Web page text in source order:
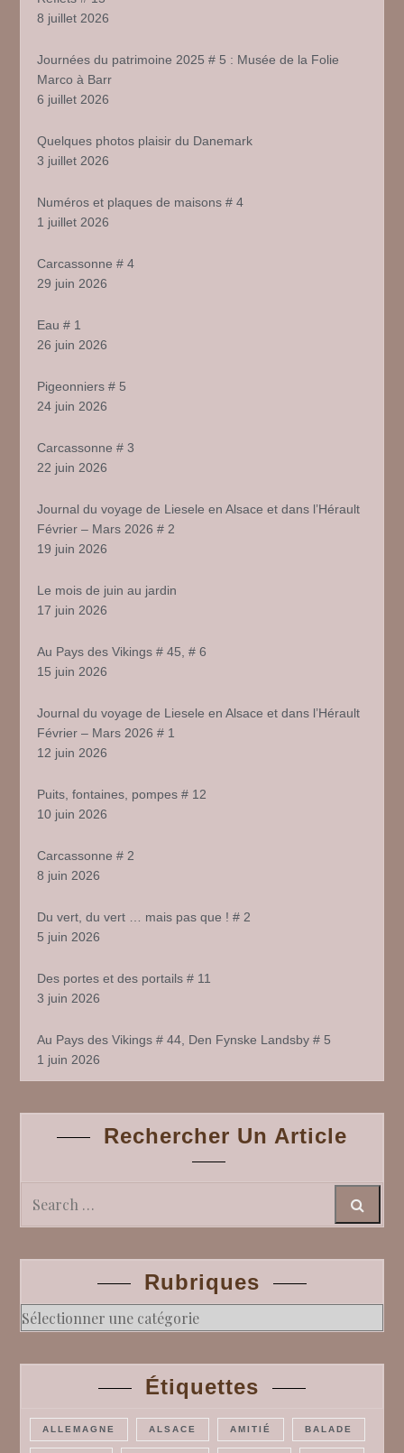
8 juillet 2026
Journées du patrimoine 2025 # 5 : Musée de la Folie
Marco à Barr
6 juillet 2026
Quelques photos plaisir du Danemark
3 juillet 2026
Numéros et plaques de maisons # 4
1 juillet 2026
Carcassonne # 4
29 juin 2026
Eau # 1
26 juin 2026
Pigeonniers # 5
24 juin 2026
Carcassonne # 3
22 juin 2026
Journal du voyage de Liesele en Alsace et dans l’Hérault
Février – Mars 2026 # 2
19 juin 2026
Le mois de juin au jardin
17 juin 2026
Au Pays des Vikings # 45, # 6
15 juin 2026
Journal du voyage de Liesele en Alsace et dans l’Hérault
Février – Mars 2026 # 1
12 juin 2026
Puits, fontaines, pompes # 12
10 juin 2026
Carcassonne # 2
8 juin 2026
Du vert, du vert … mais pas que ! # 2
5 juin 2026
Des portes et des portails # 11
3 juin 2026
Au Pays des Vikings # 44, Den Fynske Landsby # 5
1 juin 2026
Rechercher Un Article
Rubriques
Rubriques
Étiquettes
ALLEMAGNE ALSACE AMITIÉ BALADE